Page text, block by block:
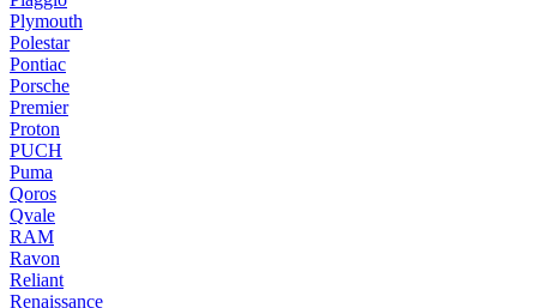
Plymouth
Polestar
Pontiac
Porsche
Premier
Proton
PUCH
Puma
Qoros
Qvale
RAM
Ravon
Reliant
Renaissance